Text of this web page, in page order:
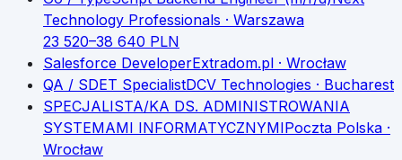
Technology Professionals · Warszawa
23 520–38 640 PLN
Salesforce DeveloperExtradom.pl · Wrocław
QA / SDET SpecialistDCV Technologies · Bucharest
SPECJALISTA/KA DS. ADMINISTROWANIA
SYSTEMAMI INFORMATYCZNYMIPoczta Polska ·
Wrocław